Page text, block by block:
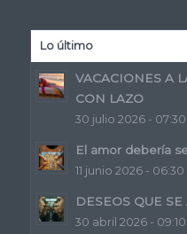
Lo último
VACACIONES A
CON LAZO
30 julio 2026 - 07:30
El amor debería
11 junio 2026 - 06:30
DESEOS QUE
30 abril 2026 - 09:10